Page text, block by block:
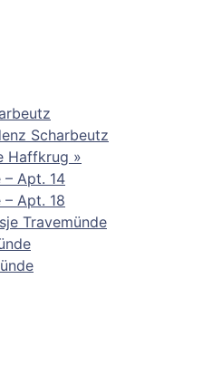
Scharbeutz
Haffkrug »
– Apt. 14
– Apt. 18
Travemünde